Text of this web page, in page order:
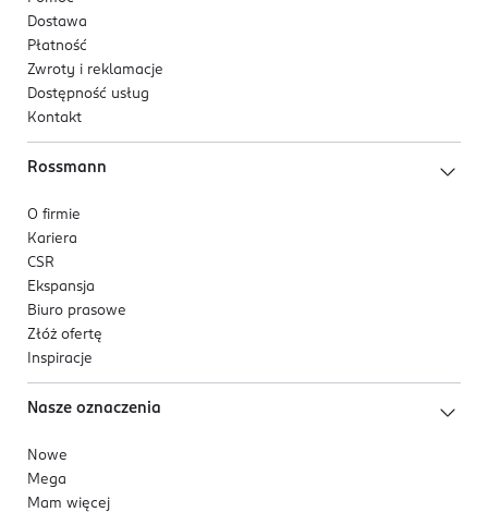
Dostawa
Płatność
Zwroty i reklamacje
Dostępność usług
Kontakt
Rossmann
O firmie
Kariera
CSR
Ekspansja
Biuro prasowe
Złóż ofertę
Inspiracje
Nasze oznaczenia
Nowe
Mega
Mam więcej